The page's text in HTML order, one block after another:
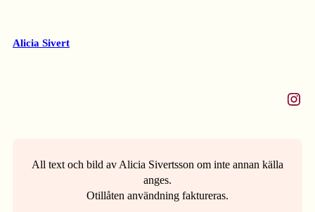
Alicia Sivert
Instagram
All text och bild av Alicia Sivertsson om inte annan källa
anges.
Otillåten användning faktureras.